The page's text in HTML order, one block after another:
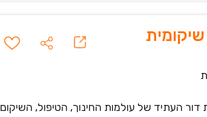
העתיד של עולמות החינוך, הטיפול, השיקום